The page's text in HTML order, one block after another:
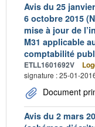
Avis du 25
6 octobre 2015
mise à jour de
M31 applicable
comptabilité
ETLL1601692V
signature : 25-01-
Document
Avis du 2 mars